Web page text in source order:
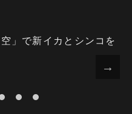
」で新イカとシンコを